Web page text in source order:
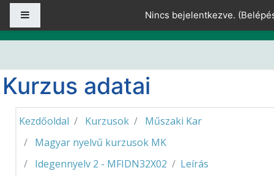
Tovább a fő tartalomhoz
Nincs bejelentkezve. (
Kurzus adatai
Kezdőoldal Kurzusok
Műszaki Kar
Magyar nyelvű kurzusok MK
Idegennyelv 2 - MFIDN32X02
Leírás